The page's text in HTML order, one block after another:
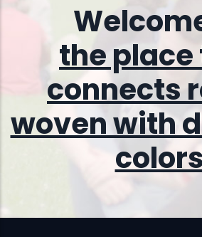
the
connects
woven with
color